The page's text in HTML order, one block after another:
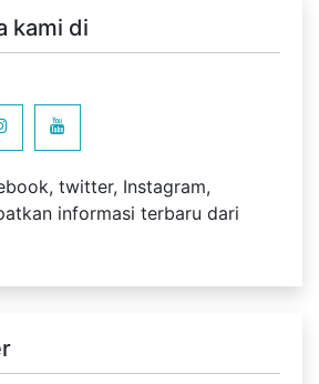
kami di
twitter, Instagram,
informasi terbaru dari